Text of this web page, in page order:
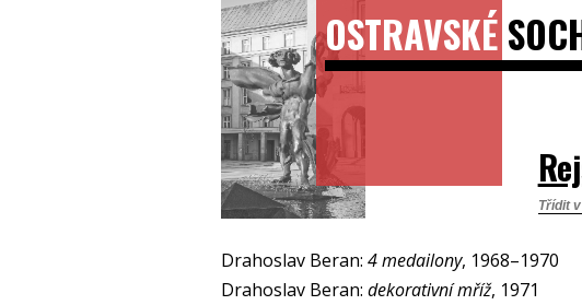
OSTRAVSKÉ
Drahoslav Beran: 4 medailony, 1968–1970
Drahoslav Beran: dekorativní mříž, 1971